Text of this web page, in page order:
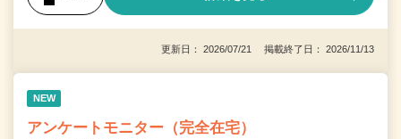
更新日： 2026/07/21 掲載終了日： 2026/11/13
NEW
アンケートモニター（完全在宅）